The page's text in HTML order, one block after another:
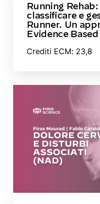
Running
classificare e
Runner. Un
Evidence Based
Crediti ECM: 23,8